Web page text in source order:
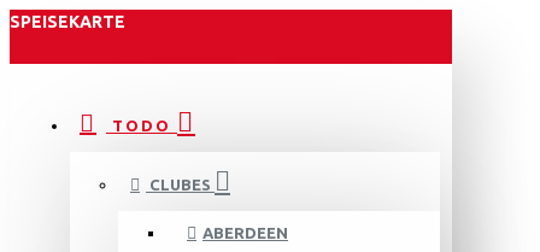
SPEISEKARTE
TODO
CLUBES
ABERDEEN